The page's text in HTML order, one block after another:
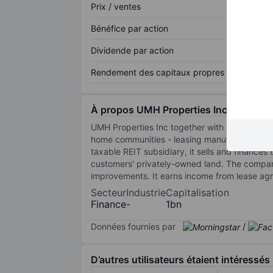
Prix / ventes
Bénéfice par action
Dividende par action
Rendement des capitaux propres
À propos UMH Properties Inc.
UMH Properties Inc together with its
home communities - leasing manufactured
taxable REIT subsidiary, it sells and
customers' privately-owned land. The
improvements. It earns income from lease
Secteur
Finance
Industrie
-
Capitalisation
1bn
Données fournies par /
D’autres utilisateurs étaient intéressés